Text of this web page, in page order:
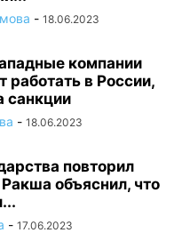
- 18.06.2023
компании
работать в России,
санкции
- 18.06.2023
повторил
Ракша объяснил, что
- 17.06.2023